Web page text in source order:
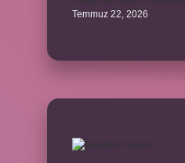
Temmuz 22, 2026